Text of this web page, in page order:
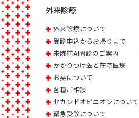
外来診療
外来診療について
受診申込からお帰りまで
来院前AI問診のご案内
かかりつけ医と在宅医療
お薬について
各種ご相談
セカンドオピニオンについて
緊急受診について